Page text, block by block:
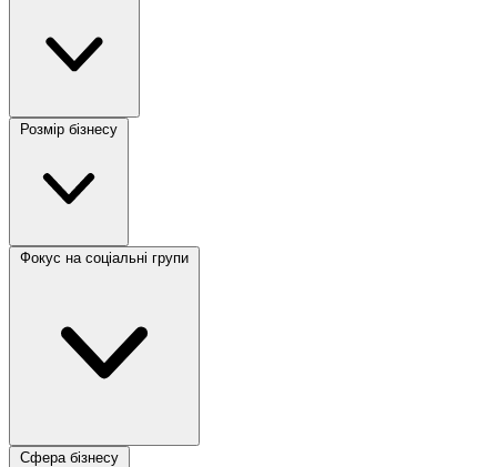
Розмір бізнесу
Фокус на соціальні групи
Сфера бізнесу